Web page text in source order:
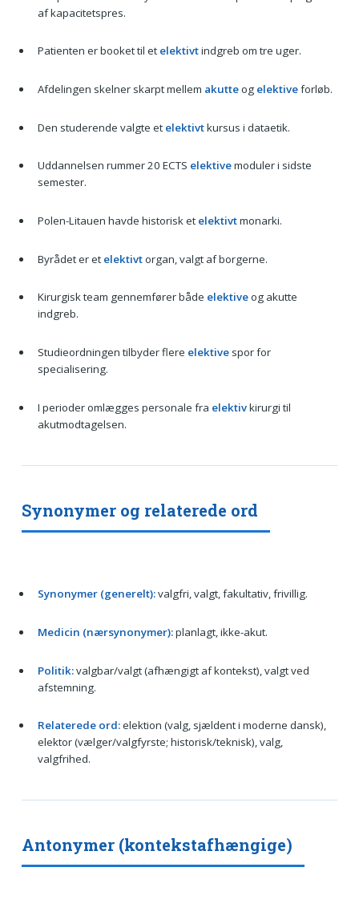
af kapacitetspres.
Patienten er booket til et elektivtindgreb om tre uger.
Afdelingen skelner skarpt mellem akutteog elektiveforløb.
Den studerende valgte et elektivtkursus i dataetik.
Uddannelsen rummer 20 ECTS elektivemoduler i sidste
semester.
Polen-Litauen havde historisk et elektivtmonarki.
Byrådet er et elektivtorgan, valgt af borgerne.
Kirurgisk team gennemfører både elektiveog akutte
indgreb.
Studieordningen tilbyder flere elektivespor for
specialisering.
I perioder omlægges personale fra elektivkirurgi til
akutmodtagelsen.
Synonymer og relaterede ord
Synonymer (generelt):valgfri, valgt, fakultativ, frivillig.
Medicin (nærsynonymer):planlagt, ikke-akut.
Politik:valgbar/valgt (afhængigt af kontekst), valgt ved
afstemning.
Relaterede ord:elektion (valg, sjældent i moderne dansk),
elektor (vælger/valgfyrste; historisk/teknisk), valg,
valgfrihed.
Antonymer (kontekstafhængige)